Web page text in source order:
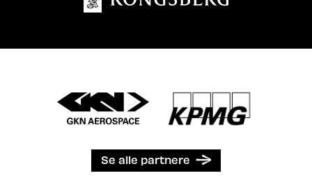
Se alle partnere